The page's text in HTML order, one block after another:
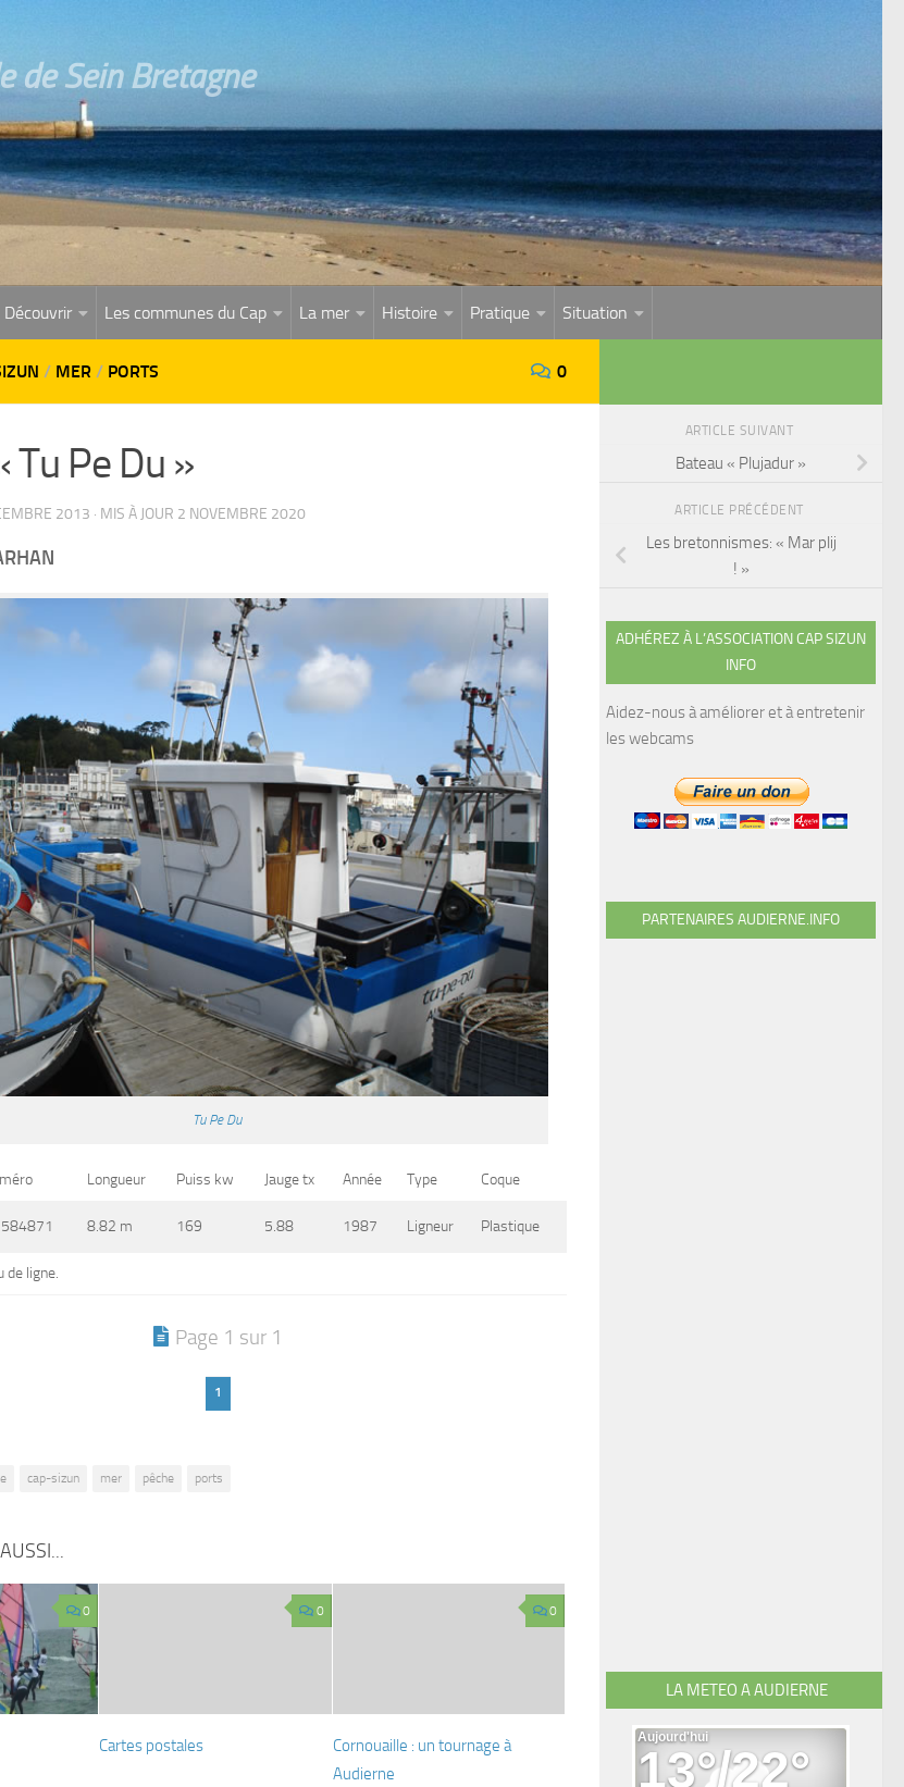
de Sein Bretagne
Découvrir Les communes du Cap La mer Histoire Pratique Situation
/ MER / PORTS 0
Tu Pe Du »
2013 · MIS À JOUR 2 NOVEMBRE 2020
Tu Pe Du
Longueur Puiss kw Jauge tx Année Type Coque
8.82 m 169 5.88 1987 Ligneur Plastique
de ligne.
Page 1 sur 1
1
cap-sizun mer pêche ports
0 0
Cartes postales
0
Cornouaille : un tournage à
Audierne
ARTICLE SUIVANT
Bateau « Plujadur »
ARTICLE PRÉCÉDENT
Les bretonnismes: « Mar plij
! »
ADHÉREZ À L’ASSOCIATION CAP SIZUN
INFO
Aidez-nous à améliorer et à entretenir
les webcams
PARTENAIRES AUDIERNE.INFO
LA METEO A AUDIERNE